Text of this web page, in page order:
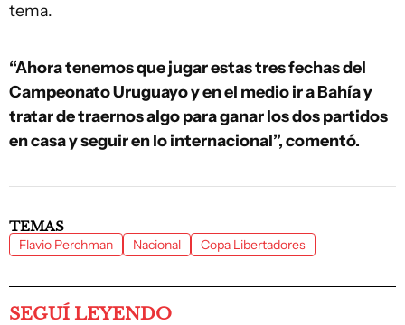
tema.
“Ahora tenemos que jugar estas tres fechas del
Campeonato Uruguayo y en el medio ir a Bahía y
tratar de traernos algo para ganar los dos partidos
en casa y seguir en lo internacional”, comentó.
TEMAS
Flavio Perchman Nacional Copa Libertadores
SEGUÍ LEYENDO